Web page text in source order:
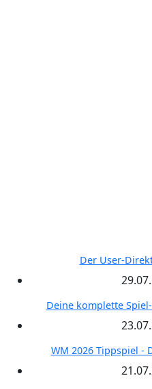
Der User-
Deine komplette
WM 2026 Tippspiel -